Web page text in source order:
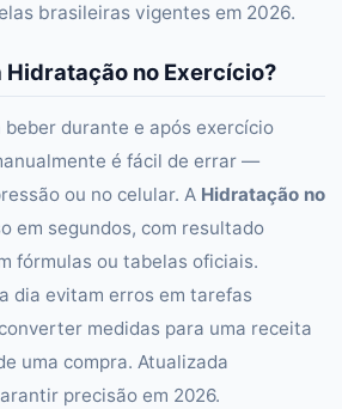
brasileiras vigentes em 2026.
Hidratação no Exercício?
durante e após exercício
é fácil de errar —
ou no celular. A Hidratação no
em segundos, com resultado
fórmulas ou tabelas oficiais.
dia evitam erros em tarefas
medidas para uma receita
uma compra. Atualizada
precisão em 2026.